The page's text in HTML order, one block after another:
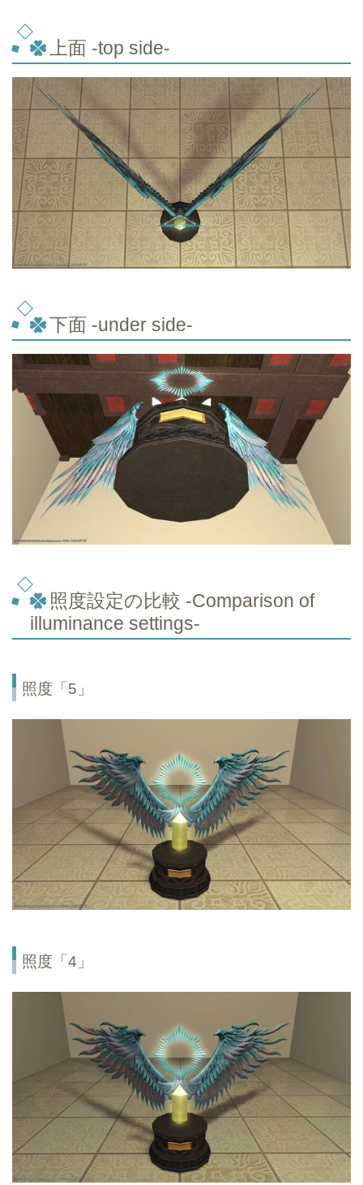
上面 -top side-
下面 -under side-
照度設定の比較 -Comparison of
illuminance settings-
照度「5」
照度「4」